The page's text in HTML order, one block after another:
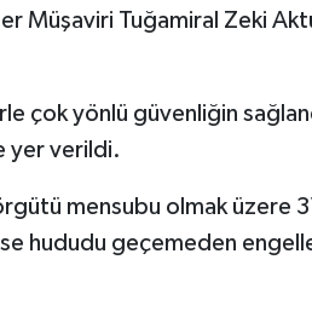
Müşaviri Tuğamiral Zeki
çok yönlü güvenliğin
yer verildi.
mensubu olmak üzere
ise hududu geçemeden